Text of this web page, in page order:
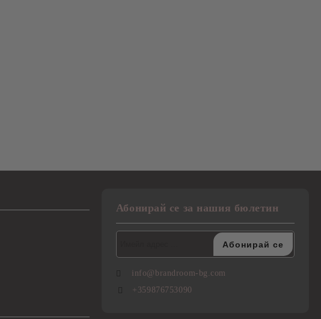
Абонирай се за нашия бюлетин
info@brandroom-bg.com
+359876753090